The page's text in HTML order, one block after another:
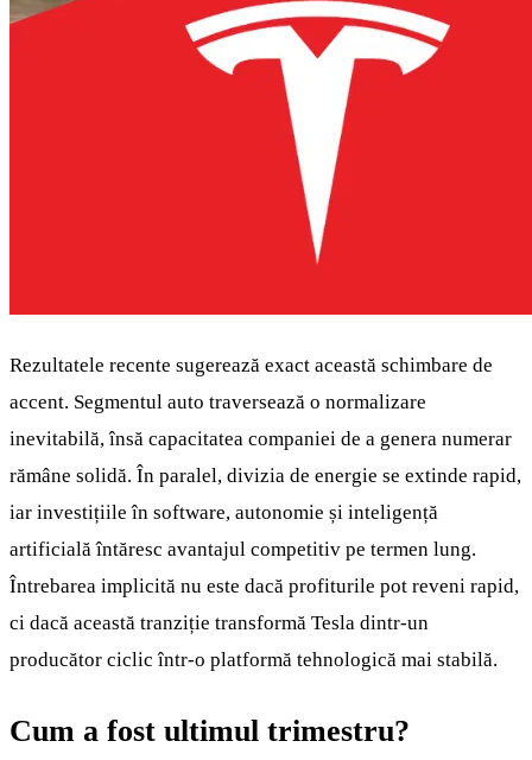
Rezultatele recente sugerează exact această schimbare de
accent. Segmentul auto traversează o normalizare
inevitabilă, însă capacitatea companiei de a genera numerar
rămâne solidă. În paralel, divizia de energie se extinde rapid,
iar investițiile în software, autonomie și inteligență
artificială întăresc avantajul competitiv pe termen lung.
Întrebarea implicită nu este dacă profiturile pot reveni rapid,
ci dacă această tranziție transformă Tesla dintr-un
producător ciclic într-o platformă tehnologică mai stabilă.
Cum a fost ultimul trimestru?